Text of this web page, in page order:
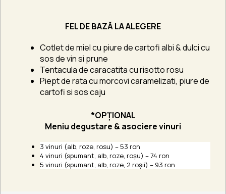
FEL DE BAZĂ LA ALEGERE
Cotlet de miel cu piure de cartofi albi & dulci cu
sos de vin si prune
Tentacula de caracatita cu risotto rosu
Piept de rata cu morcovi caramelizati, piure de
cartofi si sos caju
*OPȚIONAL
Meniu degustare & asociere vinuri
3 vinuri (alb, roze, rosu) – 53 ron
4 vinuri (spumant, alb, roze, roșu) – 74 ron
5 vinuri (spumant, alb, roze, 2 roșii) – 93 ron